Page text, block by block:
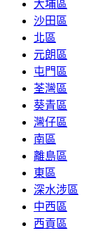
大埔區
沙田區
北區
元朗區
屯門區
荃灣區
葵青區
灣仔區
南區
離島區
東區
深水涉區
中西區
西貢區